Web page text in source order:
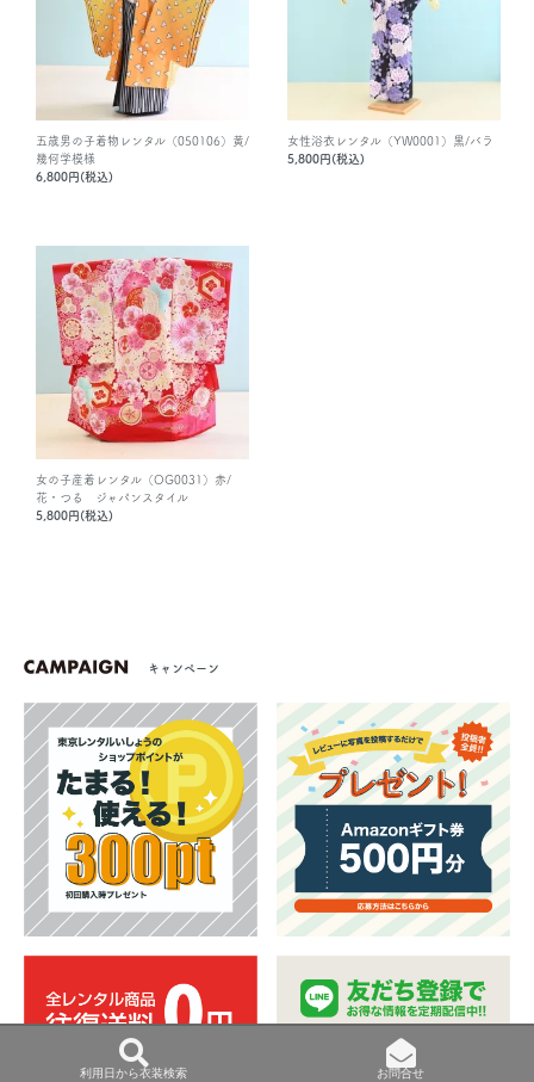
五歳男の子着物レンタル（050106）黄/
幾何学模様
6,800円(税込)
女性浴衣レンタル（YW0001）黒/バラ
5,800円(税込)
女の子産着レンタル（OG0031）赤/
花・つる ジャパンスタイル
5,800円(税込)
キャンペーン
利用日から衣装検索 お問合せ